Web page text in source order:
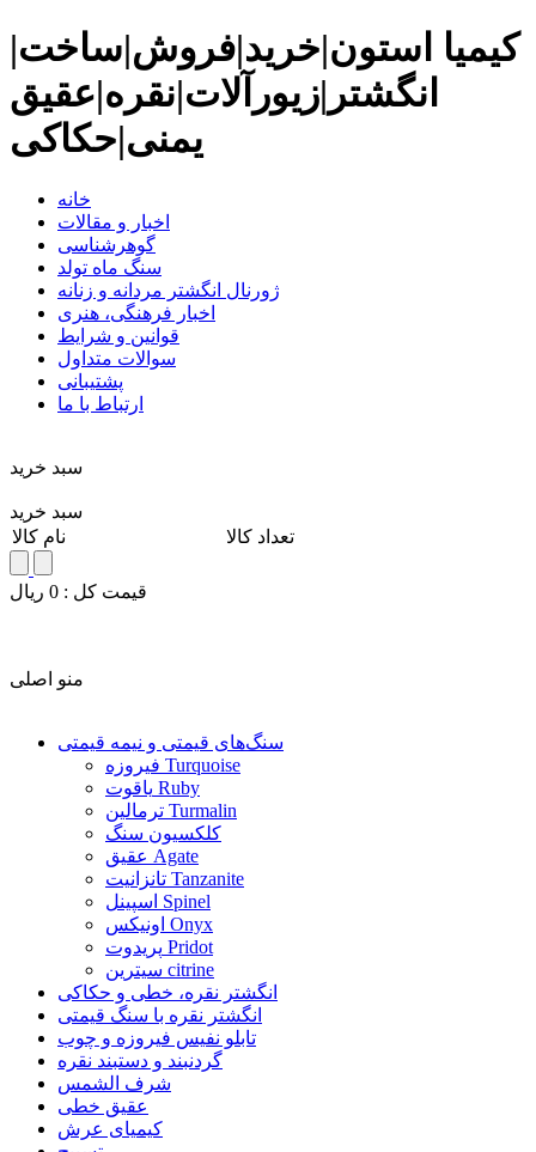
کیمیا استون|خرید|فروش|ساخت|
انگشتر|زیورآلات|نقره|عقیق
یمنی|حکاکی
خانه
اخبار و مقالات
گوهرشناسی
سنگ ماه تولد
ژورنال انگشتر مردانه و زنانه
اخبار فرهنگی، هنری
قوانین و شرایط
سوالات متداول
پشتیبانی
ارتباط با ما
سبد خريد
سبد خرید
نام کالا
تعداد کالا
قيمت کل : 0 ريال
منو اصلی
سنگ‌های قیمتی و نیمه قیمتی
فیروزه Turquoise
یاقوت Ruby
ترمالین Turmalin
کلکسیون سنگ
عقیق Agate
تانزانیت Tanzanite
اسپینل Spinel
اونیکس Onyx
پریدوت Pridot
سیترین citrine
انگشتر نقره، خطی و حکاکی
انگشتر نقره با سنگ قیمتی
تابلو نفیس فیروزه و چوب
گردنبند و دستبند نقره
شرف الشمس
عقیق خطی
کیمیای عرش